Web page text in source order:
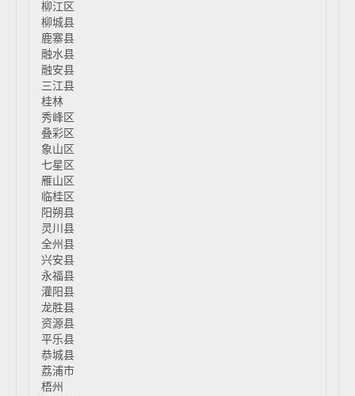
柳江区
柳城县
鹿寨县
融水县
融安县
三江县
桂林
秀峰区
叠彩区
象山区
七星区
雁山区
临桂区
阳朔县
灵川县
全州县
兴安县
永福县
灌阳县
龙胜县
资源县
平乐县
恭城县
荔浦市
梧州